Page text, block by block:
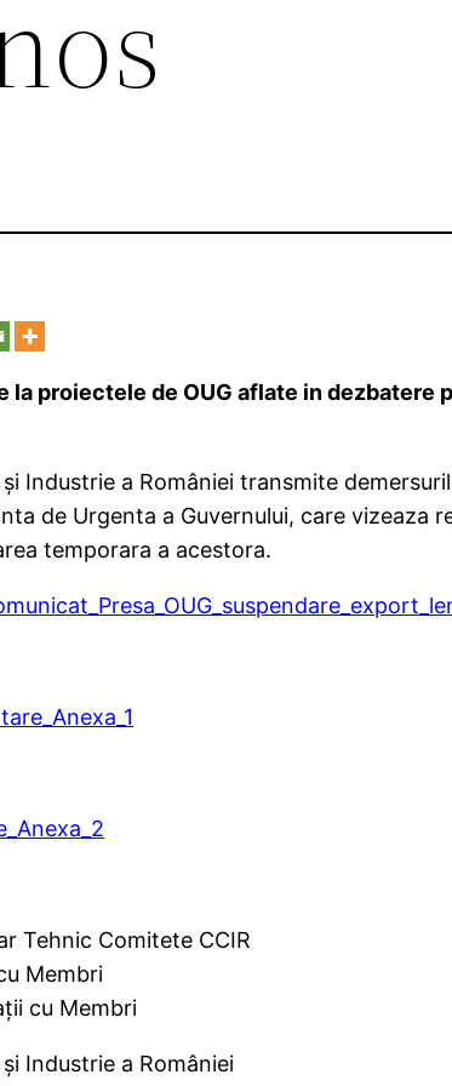
la proiectele de OUG aflate in
Industrie a României transmite
de Urgenta a Guvernului, care
temporara a acestora.
Tehnic Comitete CCIR
Membri
cu Membri
Industrie a României